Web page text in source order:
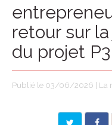
retour sur
du projet
Publié le 03/06/2026 | La